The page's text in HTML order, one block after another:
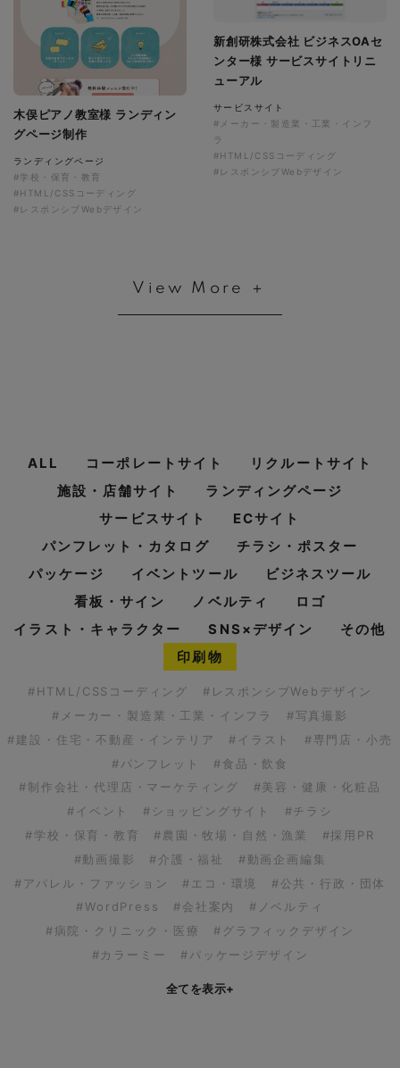
新創研株式会社 ビジネスOAセ
ンター様 サービスサイトリニ
ューアル
サービスサイト
#メーカー・製造業・工業・インフ
ラ
#HTML/CSSコーディング
#レスポンシブWebデザイン
木俣ピアノ教室様 ランディン
グページ制作
ランディングページ
#学校・保育・教育
#HTML/CSSコーディング
#レスポンシブWebデザイン
View More ＋
ALL コーポレートサイト
リクルートサイト
施設・店舗サイト
ランディングページ
サービスサイト
ECサイト
パンフレット・カタログ
チラシ・ポスター
パッケージ
イベントツール
ビジネスツール
看板・サイン
ノベルティ
ロゴ
イラスト・キャラクター
SNS×デザイン
その他
印刷物
#HTML/CSSコーディング
#レスポンシブWebデザイン
#メーカー・製造業・工業・インフラ
#写真撮影
#建設・住宅・不動産・インテリア
#イラスト
#専門店・小売
#パンフレット
#食品・飲食
#制作会社・代理店・マーケティング
#美容・健康・化粧品
#イベント
#ショッピングサイト
#チラシ
#学校・保育・教育
#農園・牧場・自然・漁業
#採用PR
#動画撮影
#介護・福祉
#動画企画編集
#アパレル・ファッション
#エコ・環境
#公共・行政・団体
#WordPress
#会社案内
#ノベルティ
#病院・クリニック・医療
#グラフィックデザイン
#カラーミー
#パッケージデザイン
全てを表示+